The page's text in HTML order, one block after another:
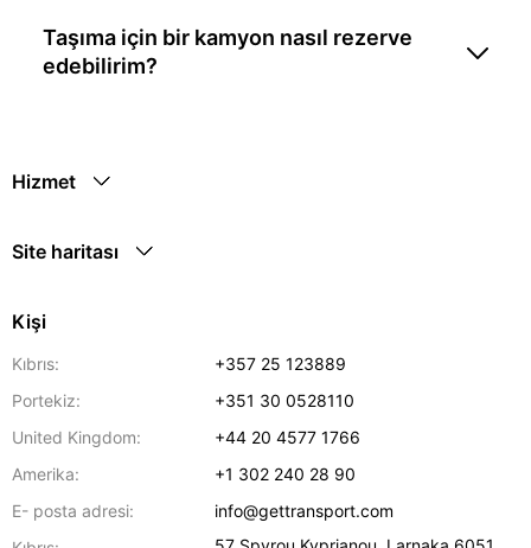
Taşıma için bir kamyon nasıl rezerve
edebilirim?
Hizmet
Site haritası
Kişi
Kıbrıs:
+357 25 123889
Portekiz:
+351 30 0528110
United Kingdom:
+44 20 4577 1766
Amerika:
+1 302 240 28 90
E- posta adresi:
info@gettransport.com